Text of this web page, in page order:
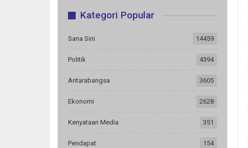
Kategori Popular
Sana Sini 14459
Politik 4394
Antarabangsa 3605
Ekonomi 2628
Kenyataan Media 351
Pendapat 154